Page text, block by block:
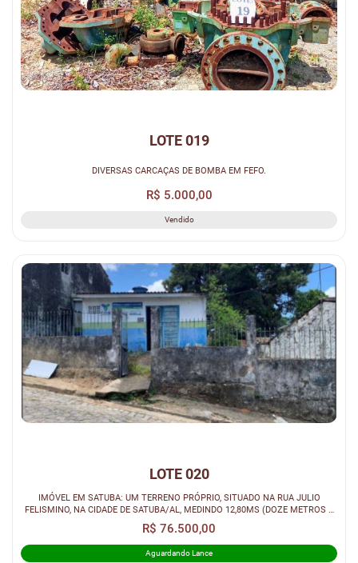
LOTE 019
DIVERSAS CARCAÇAS DE BOMBA EM FEFO.
R$ 5.000,00
Vendido
LOTE 020
IMÓVEL EM SATUBA: UM TERRENO PRÓPRIO, SITUADO NA RUA JULIO
FELISMINO, NA CIDADE DE SATUBA/AL, MEDINDO 12,80MS (DOZE METROS E
OITENTA CENTÍME...
R$ 76.500,00
Aguardando Lance